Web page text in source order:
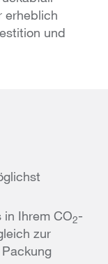
erheblich
und
Ihrem CO2-
zur